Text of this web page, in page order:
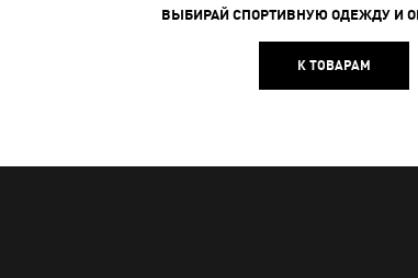
ВЫБИРАЙ СПОРТИВНУЮ ОДЕЖДУ И
К ТОВАРАМ